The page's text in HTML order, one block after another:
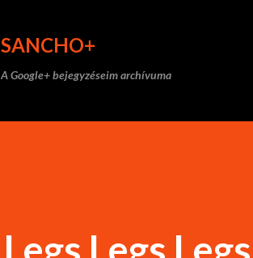
SANCHO+
A Google+ bejegyzéseim archívuma
Legs Legs